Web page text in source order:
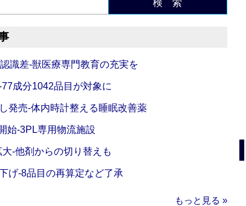
検 索
識差‐獣医療専門教育の充実を
成分1042品目が対象に
発売‐体内時計整える睡眠改善薬
始‐3PL専用物流施設
‐他剤からの切り替えも
げ‐8品目の再算定など了承
もっと見る »